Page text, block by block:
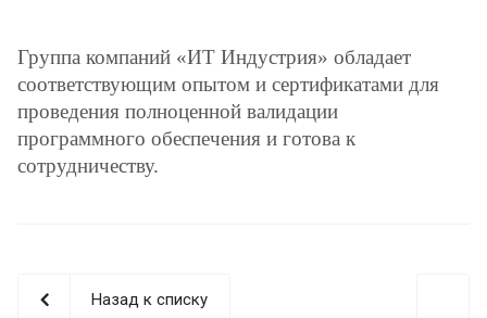
Группа компаний «ИТ Индустрия» обладает
соответствующим опытом и сертификатами для
проведения полноценной валидации
программного обеспечения и готова к
сотрудничеству.
Назад к списку